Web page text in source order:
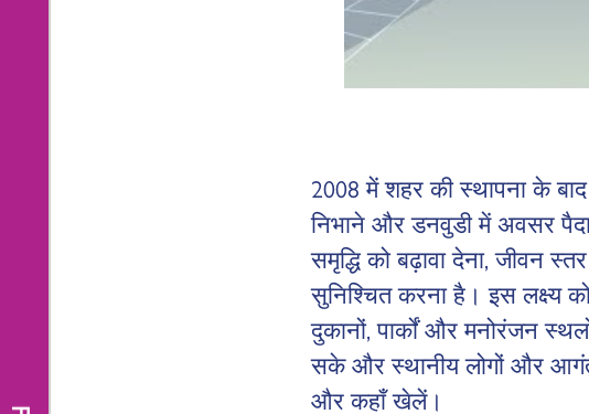
2008 में शहर की स्थापना के
निभाने और डनवुडी में अवसर
समृद्धि को बढ़ावा देना, जीवन
सुनिश्चित करना है। इस लक्ष्य
दुकानों, पार्कों और मनोरंजन
सके और स्थानीय लोगों और
और कहाँ खेलें।